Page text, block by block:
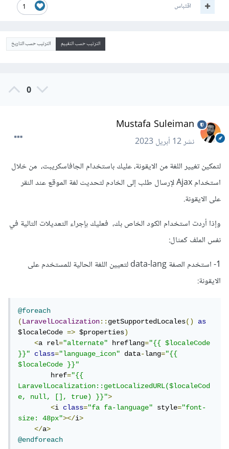
1 اقتباس
الترتيب حسب التقييم الترتيب حسب التاريخ
0
Mustafa Suleiman
نشر12 أبريل 2023
لتمكين تغيير اللغة من الايقونة، عليك باستخدام الجافاسكريبت، من خلال
استخدام Ajax لإرسال طلب إلى الخادم لتحديث لغة الموقع عند النقر
على الايقونة.
وإذا أردت استخدام الكود الخاص بك، فعليك بإجراء التعديلات التالية في
نفس الملف كمثال:
1- استخدم الصفة data-lang لتعيين اللغة الحالية للمستخدم على
الايقونة:
@foreach
(LaravelLocalization::getSupportedLocales()
as
$localeCode => $properties)
<a rel="alternate" hreflang="{{ $localeCode
}}"
class="language_icon" data-lang="{{
$localeCode }}"
        href
="{{
LaravelLocalization::getLocalizedURL($localeCod
e, null, [], true) }}">
<i class="fa fa-language" style="font-
size: 48px"></i>
</a>
@endforeach